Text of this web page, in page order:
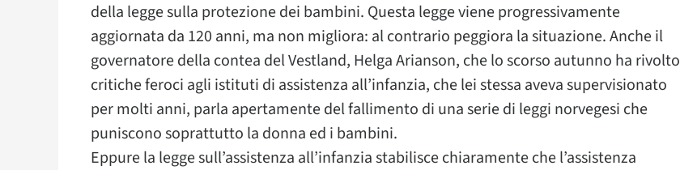
della legge sulla protezione dei bambini. Questa legge viene progressivamente
aggiornata da 120 anni, ma non migliora: al contrario peggiora la situazione. Anche il
governatore della contea del Vestland, Helga Arianson, che lo scorso autunno ha rivolto
critiche feroci agli istituti di assistenza all’infanzia, che lei stessa aveva supervisionato
per molti anni, parla apertamente del fallimento di una serie di leggi norvegesi che
puniscono soprattutto la donna ed i bambini.
Eppure la legge sull’assistenza all’infanzia stabilisce chiaramente che l’assistenza